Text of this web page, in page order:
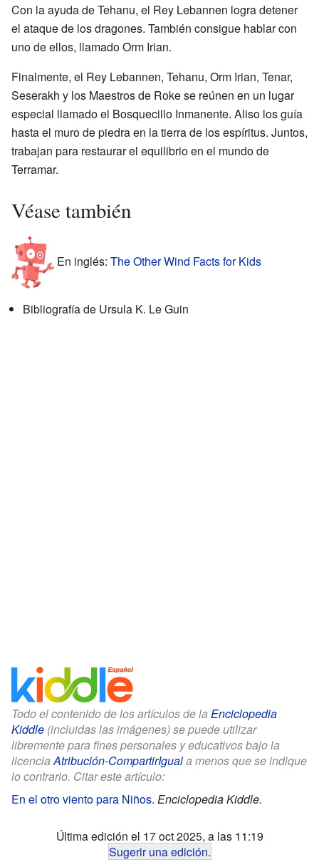
Con la ayuda de Tehanu, el Rey Lebannen logra detener
el ataque de los dragones. También consigue hablar con
uno de ellos, llamado Orm Irian.
Finalmente, el Rey Lebannen, Tehanu, Orm Irian, Tenar,
Seserakh y los Maestros de Roke se reúnen en un lugar
especial llamado el Bosquecillo Inmanente. Aliso los guía
hasta el muro de piedra en la tierra de los espíritus. Juntos,
trabajan para restaurar el equilibrio en el mundo de
Terramar.
Véase también
En inglés: The Other Wind Facts for Kids
Bibliografía de Ursula K. Le Guin
Todo el contenido de los artículos de la Enciclopedia
Kiddle (incluidas las imágenes) se puede utilizar
libremente para fines personales y educativos bajo la
licenciaAtribución-CompartirIguala menos que se indique
lo contrario. Citar este artículo:
En el otro viento para Niños. Enciclopedia Kiddle.
Última edición el 17 oct 2025, a las 11:19
Sugerir una edición.